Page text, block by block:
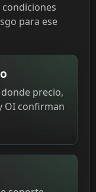
para ese
precio,
OI confirman